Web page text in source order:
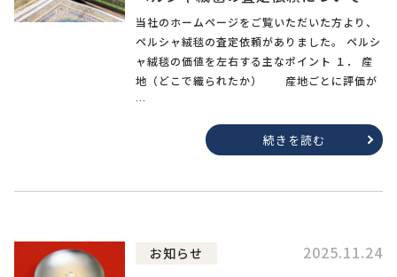
当社のホームページをご覧いただいた方より、
ペルシャ絨毯の査定依頼がありました。 ペルシ
ャ絨毯の価値を左右する主なポイント １． 産
地（どこで織られたか） 産地ごとに評価が
…
続きを読む
お知らせ
2025.11.24